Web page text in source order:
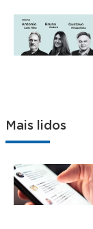
Mais lidos